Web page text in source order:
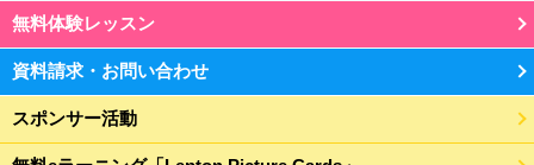
無料体験レッスン
資料請求・お問い合わせ
スポンサー活動